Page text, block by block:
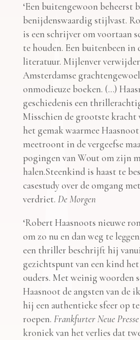
‘Een buitengewoon beheerst
benijdenswaardig stijlvast.
is een schrijver om voortaan
te houden. Een buitenbeen in
literatuur. Mijlenver
Amsterdamse
onmodieuze boeken. (…)
geschiedenis een
Misschien de grootste kracht
het gemak waarmee
meetroont in de vergeefse
pogingen van Wout om zijn
halen.Steenkind is haast te
casestudy over de omgang
verdriet. De Morgen
‘Robert Haasnoots nieuwe
om zo nu en dan weg te
een thriller beschrijft hij
gezichtspunt van een kind
ouders. Met weinig woorden
Haasnoot de angsten van de
hij een authentieke sfeer op te
roepen. Frankfurter Neue Presse
kroniek van het verlies dat